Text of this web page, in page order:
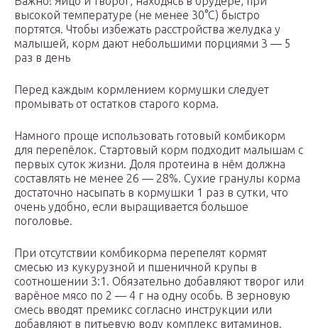
высокой температуре (не менее 30°С) быстро
портятся. Чтобы избежать расстройства желудка у
малышей, корм дают небольшими порциями 3 — 5
раз в день
Перед каждым кормлением кормушки следует
промывать от остатков старого корма.
Намного проще использовать готовый комбикорм
для перепёлок. Стартовый корм подходит малышам с
первых суток жизни. Доля протеина в нём должна
составлять не менее 26 — 28%. Сухие гранулы корма
достаточно насыпать в кормушки 1 раз в сутки, что
очень удобно, если выращивается большое
поголовье.
При отсутствии комбикорма перепелят кормят
смесью из кукурузной и пшеничной крупы в
соотношении 3:1. Обязательно добавляют творог или
варёное мясо по 2 — 4 г на одну особь. В зерновую
смесь вводят премикс согласно инструкции или
добавляют в питьевую воду комплекс витаминов.